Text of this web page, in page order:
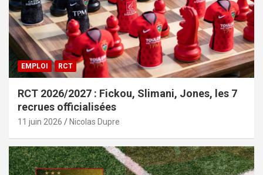
EMPLOI RCT
RCT 2026/2027 : Fickou, Slimani, Jones, les 7
recrues officialisées
11 juin 2026 Nicolas Dupre